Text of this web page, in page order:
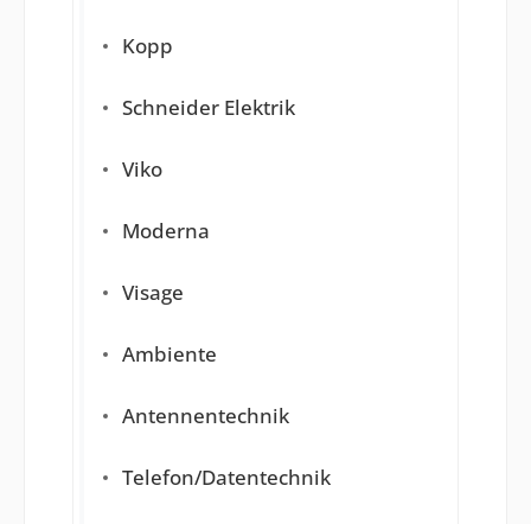
Kopp
Schneider Elektrik
Viko
Moderna
Visage
Ambiente
Antennentechnik
Telefon/Datentechnik